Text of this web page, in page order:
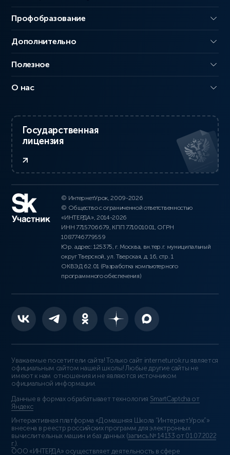
Профобразование
Дополнительно
Полезное
О нас
Государственная
лицензия
© ИнтернетУрок, 2009-2026
© Общество с ограниченной ответственностью
«ИНТЕРДА», 2014-2026
ИНН 7715706679, КПП 771001001, ОГРН
1087746779559
Юр. адрес: 125375, г. Москва, вн.тер.г. муниципальный
округ Тверской, ул. Тверская, д. 16, стр. 1
ОКВЭД 62.01 (Разработка компьютерного
программного обеспечения)
Уважаемые посетители сайта! Только сайт interneturok.ru является
официальным сайтом нашей школы! Любые другие сайты не
имеют к нам отношения и не являются источником
официальной информации.
Данные в формах обрабатывает технология SmartCaptcha от
Яндекс
Интерактивная платформа «Домашняя Школа “ИнтернетУрок”»
внесена в реестр российских программ для электронных
вычислительных машин и баз данных (запись № 14133 от 01.07.2022
г.).
ООО «ИНТЕРДА» осуществляет деятельность в сфере